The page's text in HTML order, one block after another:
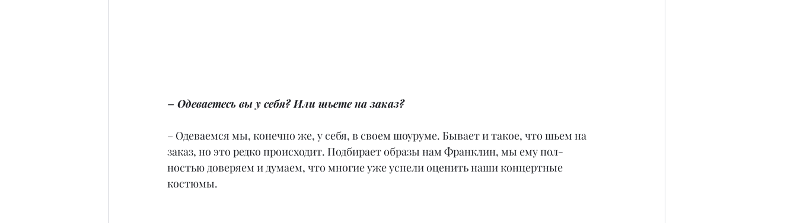
– Одеваетесь вы у себя? Или шьете на заказ?
– Одеваемся мы, конечно же, у себя, в своем шоуруме. Бывает и такое, что шьем на
заказ, но это редко происходит. Подбирает образы нам Франклин, мы ему пол-
ностью доверяем и думаем, что многие уже успели оценить наши концертные
костюмы.